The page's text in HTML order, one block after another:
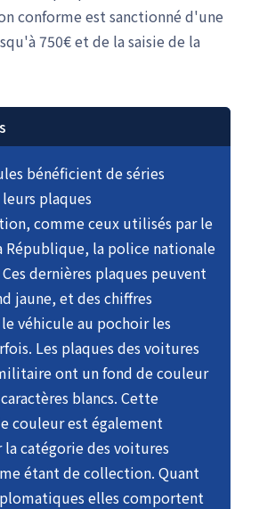
conforme est sanctionné d'une
750€ et de la saisie de la
bénéficient de séries
plaques
comme ceux utilisés par le
République, la police nationale
dernières plaques peuvent
jaune, et des chiffres
véhicule au pochoir les
Les plaques des voitures
ont un fond de couleur
blancs. Cette
couleur est également
catégorie des voitures
étant de collection. Quant
elles comportent